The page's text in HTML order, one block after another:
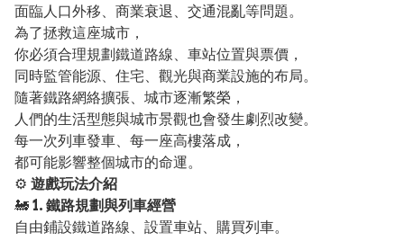
面臨人口外移、商業衰退、交通混亂等問題。
為了拯救這座城市，
你必須合理規劃鐵道路線、車站位置與票價，
同時監管能源、住宅、觀光與商業設施的布局。
隨著鐵路網絡擴張、城市逐漸繁榮，
人們的生活型態與城市景觀也會發生劇烈改變。
每一次列車發車、每一座高樓落成，
都可能影響整個城市的命運。
⚙️ 遊戲玩法介紹
🚂 1. 鐵路規劃與列車經營
自由鋪設鐵道路線、設置車站、購買列車。